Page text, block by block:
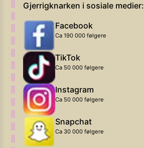
Gjerrigknarken i sosiale medier:
Facebook
Ca 190 000 følgere
TikTok
Ca 50 000 følgere
Instagram
Ca 50 000 følgere
Snapchat
Ca 30 000 følgere